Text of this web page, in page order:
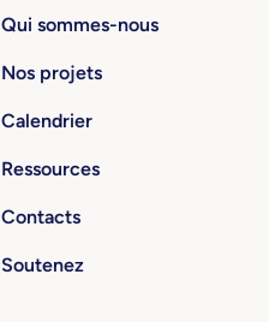
Qui sommes-nous
Nos projets
Calendrier
Ressources
Contacts
Soutenez